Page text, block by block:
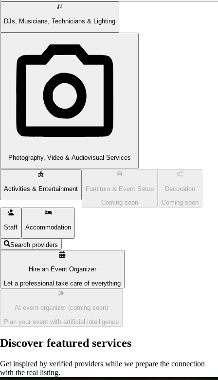
DJs, Musicians, Technicians & Lighting
Photography, Video & Audiovisual Services
Activities & Entertainment
Furniture & Event Setup
Coming soon
Decoration
Coming soon
Staff Accommodation
Search providers
Hire an Event Organizer
Let a professional take care of everything
AI event organizer (coming soon)
Plan your event with artificial intelligence
Discover featured services
Get inspired by verified providers while we prepare the connection
with the real listing.